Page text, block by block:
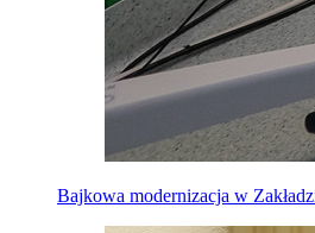
Bajkowa modernizacja w